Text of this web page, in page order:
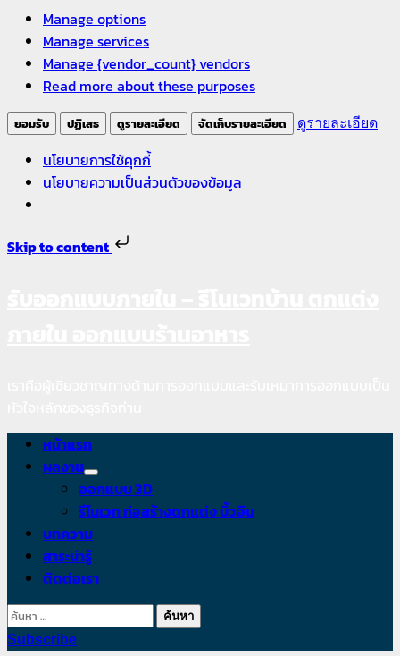
ตลาด
Manage options
Manage services
Manage {vendor_count} vendors
Read more about these purposes
ยอมรับ ปฏิเสธ ดูรายละเอียด จัดเก็บรายละเอียด ดูรายละเอียด
นโยบายการใช้คุกกี้
นโยบายความเป็นส่วนตัวของข้อมูล
Skip to content
Primary
Menu
หน้าแรก
ผลงาน
ออกแบบ 3D
รีโนเวท ก่อสร้างตกแต่ง บิ้วอิน
บทความ
สาระน่ารู้
ติดต่อเรา
ค้นหา
สำหรับ:
Subscribe